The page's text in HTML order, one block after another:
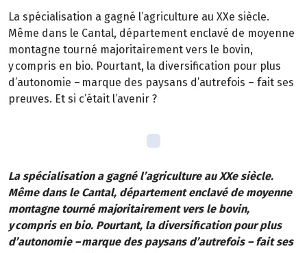
La spécialisation a gagné l’agriculture au XXe siècle.
Même dans le Cantal, département enclavé de moyenne
montagne tourné majoritairement vers le bovin,
y compris en bio. Pourtant, la diversification pour plus
d’autonomie – marque des paysans d’autrefois – fait ses
preuves. Et si c’était l’avenir ?
La spécialisation a gagné l’agriculture au XXe siècle.
Même dans le Cantal, département enclavé de moyenne
montagne tourné majoritairement vers le bovin,
y compris en bio. Pourtant, la diversification pour plus
d’autonomie – marque des paysans d’autrefois – fait ses